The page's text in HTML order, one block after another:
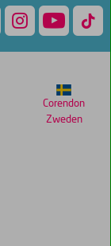
Corendon
Zweden